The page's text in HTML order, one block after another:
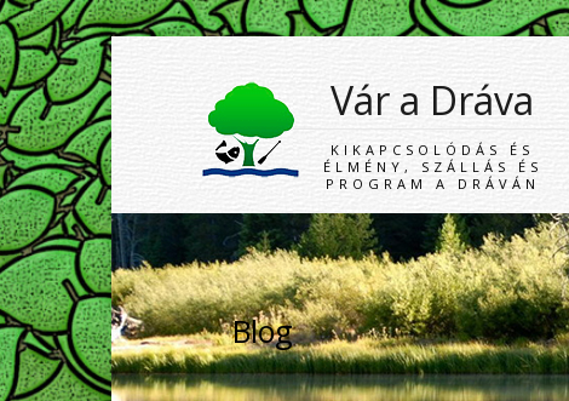
Vár a Dráva
KIKAPCSOLÓDÁS ÉS
ÉLMÉNY, SZÁLLÁS ÉS
PROGRAM A DRÁVÁN
Blog